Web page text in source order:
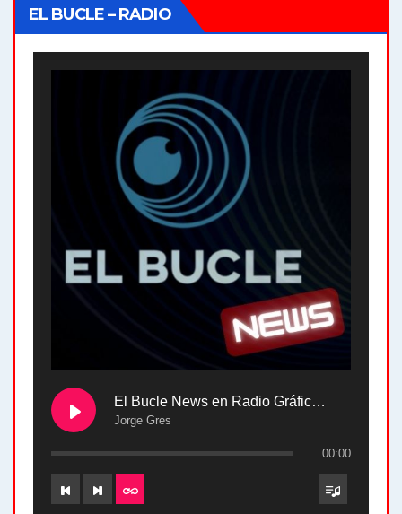
EL BUCLE – RADIO
El Bucle News en Radio Gráfica. Bloque 2 . 28.04.24
Jorge Gres
00:00